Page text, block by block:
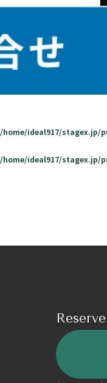
/home/ideal917/
/home/ideal917/